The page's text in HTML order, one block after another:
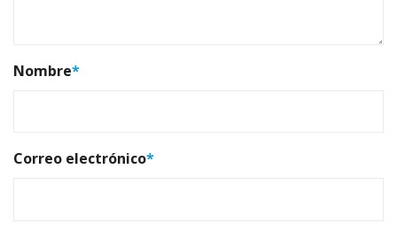
Nombre*
Correo electrónico*